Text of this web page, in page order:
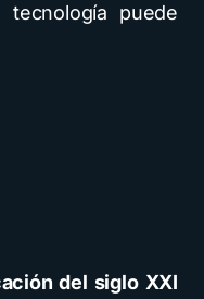
tecnología puede
del siglo XXI